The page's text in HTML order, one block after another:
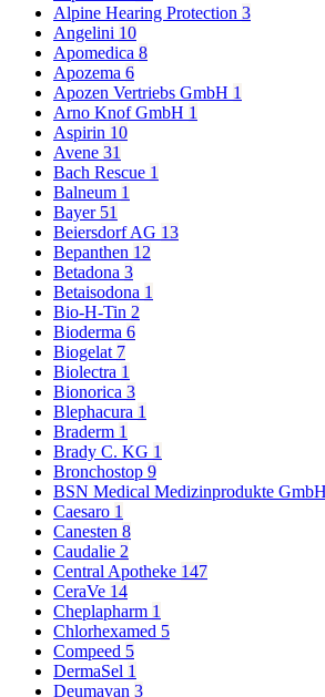
Alpine Hearing Protection 3
Angelini 10
Apomedica 8
Apozema 6
Apozen Vertriebs GmbH 1
Arno Knof GmbH 1
Aspirin 10
Avene 31
Bach Rescue 1
Balneum 1
Bayer 51
Beiersdorf AG 13
Bepanthen 12
Betadona 3
Betaisodona 1
Bio-H-Tin 2
Bioderma 6
Biogelat 7
Biolectra 1
Bionorica 3
Blephacura 1
Braderm 1
Brady C. KG 1
Bronchostop 9
BSN Medical Medizinprodukte GmbH
Caesaro 1
Canesten 8
Caudalie 2
Central Apotheke 147
CeraVe 14
Cheplapharm 1
Chlorhexamed 5
Compeed 5
DermaSel 1
Deumavan 3